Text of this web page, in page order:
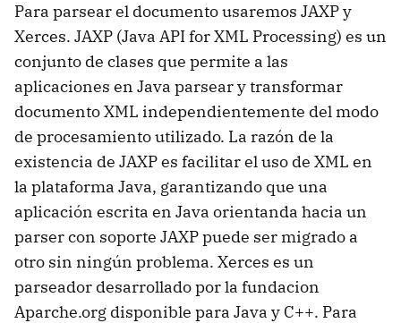
Para parsear el documento usaremos JAXP y
Xerces. JAXP (Java API for XML Processing) es un
conjunto de clases que permite a las
aplicaciones en Java parsear y transformar
documento XML independientemente del modo
de procesamiento utilizado. La razón de la
existencia de JAXP es facilitar el uso de XML en
la plataforma Java, garantizando que una
aplicación escrita en Java orientanda hacia un
parser con soporte JAXP puede ser migrado a
otro sin ningún problema. Xerces es un
parseador desarrollado por la fundacion
Aparche.org disponible para Java y C++. Para